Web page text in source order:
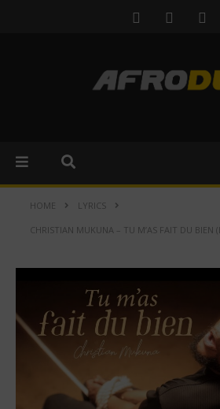
HOME LYRICS
CHRISTIAN MUKUNA – TU M’AS FAIT DU BIEN